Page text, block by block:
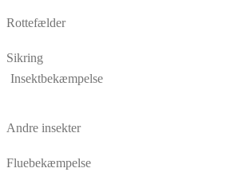
Rottefælder
Sikring
Insektbekæmpelse
Andre insekter
Fluebekæmpelse